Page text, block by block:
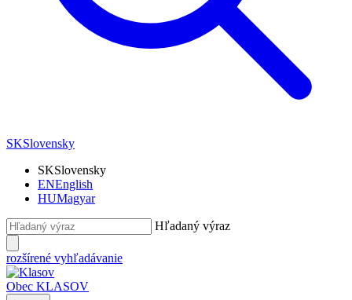
SKSlovensky
SKSlovensky
ENEnglish
HUMagyar
Hľadaný výraz
rozšírené vyhľadávanie
Obec KLASOV